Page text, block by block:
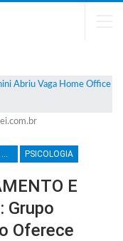
ADMINISTRAÇÃO EM GERAL PSICOLOGIA
E
Grupo
Oferece